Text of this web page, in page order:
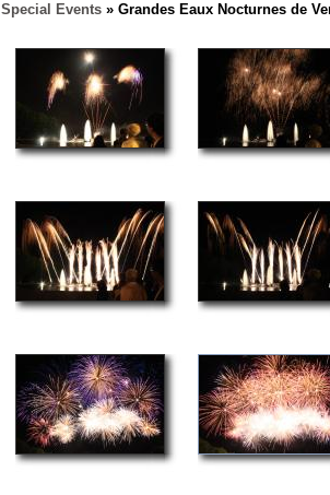
Special Events » Grandes Eaux Nocturnes de